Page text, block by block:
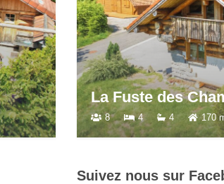
La Fuste des
8 4 4 170
Suivez nous sur